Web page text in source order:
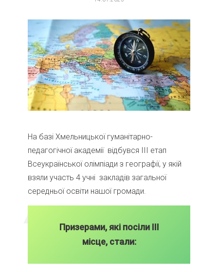
На базі Хмельницької гуманітарно-
педагогічної академії відбувся ІІІ етап
Всеукраїнської олімпіади з географії, у якій
взяли участь 4 учні закладів загальної
середньої освіти нашої громади.
Призерами, які посіли ІІІ
місце, стали: